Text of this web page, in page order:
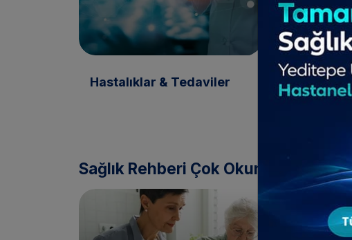
Hastalıklar & Tedaviler
Sağlık Rehberi Çok Okunanlar